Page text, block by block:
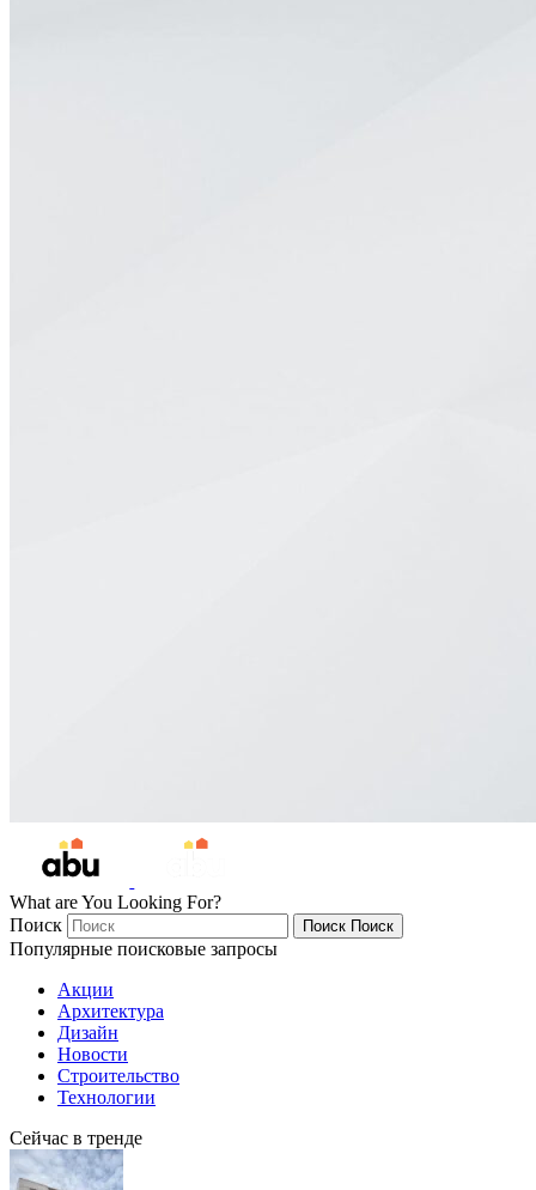
What are You Looking For?
Поиск
Поиск Поиск
Популярные поисковые запросы
Акции
Архитектура
Дизайн
Новости
Строительство
Технологии
Сейчас в тренде